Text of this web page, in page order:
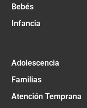
Bebés
Infancia
Adolescencia
Familias
Atención Temprana